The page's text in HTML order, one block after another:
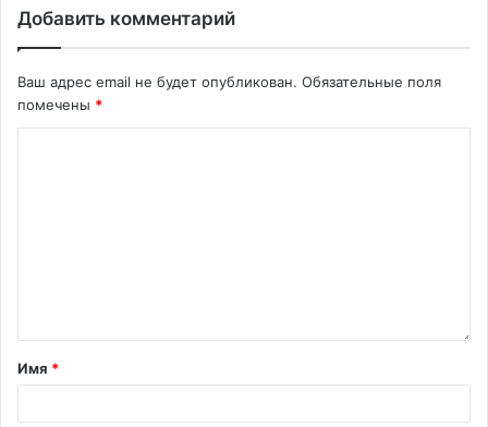
Добавить комментарий
Ваш адрес email не будет опубликован. Обязательные поля
помечены *
Имя *